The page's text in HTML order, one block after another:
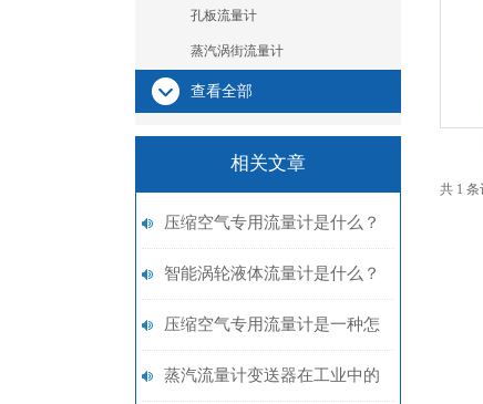
孔板流量计
蒸汽涡街流量计
查看全部
相关文章
压缩空气专用流量计是什么？
工业管道中的气体测量工具
智能涡轮液体流量计是什么？
高精度液体计量技术解析
压缩空气专用流量计是一种怎
样的设备？
蒸汽流量计变送器在工业中的
共 1